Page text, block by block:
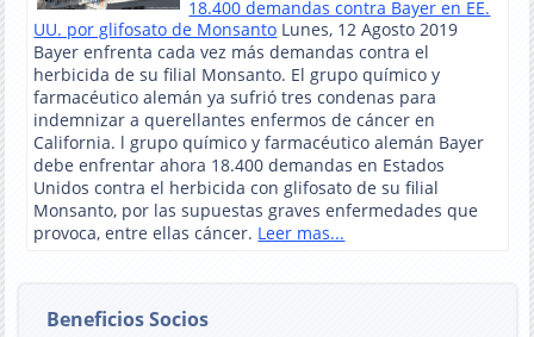
18.400 demandas contra Bayer en EE.
UU. por glifosato de Monsanto Lunes, 12 Agosto 2019
Bayer enfrenta cada vez más demandas contra el
herbicida de su filial Monsanto. El grupo químico y
farmacéutico alemán ya sufrió tres condenas para
indemnizar a querellantes enfermos de cáncer en
California. l grupo químico y farmacéutico alemán Bayer
debe enfrentar ahora 18.400 demandas en Estados
Unidos contra el herbicida con glifosato de su filial
Monsanto, por las supuestas graves enfermedades que
provoca, entre ellas cáncer. Leer mas...
Beneficios Socios